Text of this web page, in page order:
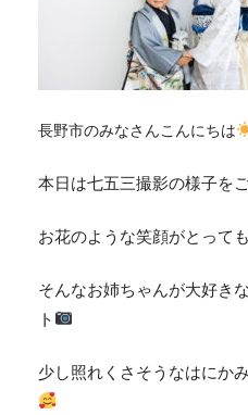
長野市のみなさんこんにちは
本日は七五三撮影の様子を
お花のような笑顔がとって
そんなお姉ちゃんが大好き
ト
少し照れくさそうなはにか